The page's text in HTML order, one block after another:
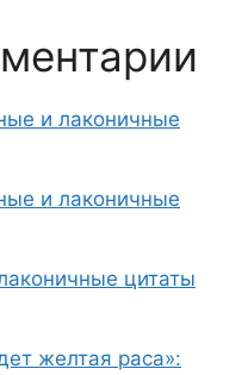
и лаконичные
и лаконичные
цитаты
желтая раса»: